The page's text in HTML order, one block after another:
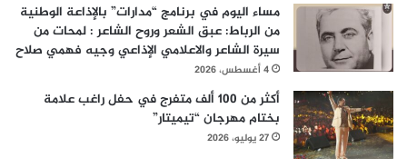
مساء اليوم في برنامج “مدارات” بالإذاعة الوطنية
من الرباط: عبق الشعر وروح الشاعر : لمحات من
سيرة الشاعر والاعلامي الإذاعي وجيه فهمي صلاح
4 أغسطس، 2026
أكثر من 100 ألف متفرج في حفل راغب علامة
بختام مهرجان “تيميتار”
27 يوليو، 2026